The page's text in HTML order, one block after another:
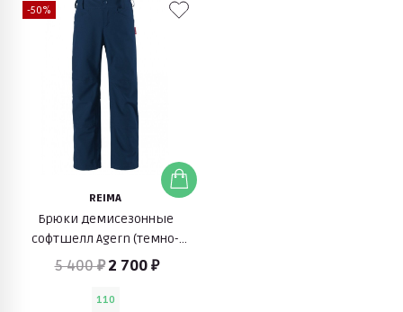
-50%
REIMA
Брюки демисезонные
софтшелл Agern (темно-
синий)
5 400 ₽ 2 700 ₽
110